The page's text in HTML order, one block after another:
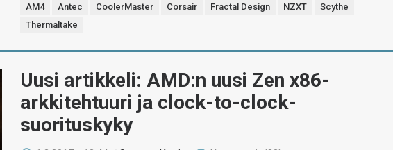
AM4 Antec CoolerMaster Corsair Fractal Design NZXT
Scythe
Thermaltake
Uusi artikkeli: AMD:n uusi Zen x86-
arkkitehtuuri ja clock-to-clock-
suorituskyky